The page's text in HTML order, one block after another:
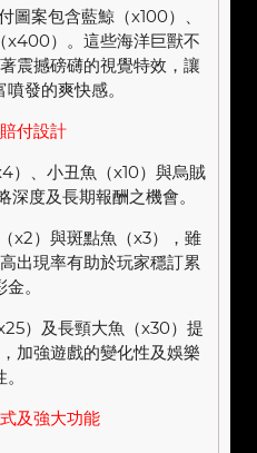
圖案包含藍鯨（x100）、
）。這些海洋巨獸不
震撼磅礴的視覺特效，讓
發的爽快感。
付設計
）、小丑魚（x10）與烏賊
深度及長期報酬之機會。
x2）與斑點魚（x3），雖
出現率有助於玩家穩訂累
。
）及長頸大魚（x30）提
加強遊戲的變化性及娛樂
及強大功能